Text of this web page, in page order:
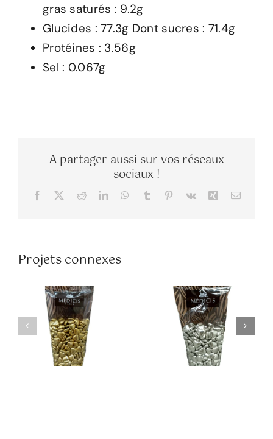
gras saturés : 9.2g
Glucides : 77.3g Dont sucres : 71.4g
Protéines : 3.56g
Sel : 0.067g
A partager aussi sur vos réseaux
sociaux !
Facebook RedditLinkedInWhatsApp
Tumblr Pinterest
Vk XingEmail
Projets connexes
Chocolat Noir